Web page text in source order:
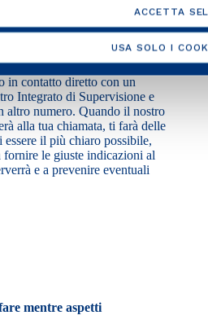
ACCETTA
USA SOLO I
o che giorno sia, il nostro
sempre attivo (24 ore su 24, 7
dopo pochi secondi e
dalla tua chiamata. Sia la
sono gratuiti. Quando
in contatto diretto con un
Integrato di Supervisione e
altro numero. Quando il nostro
alla tua chiamata, ti farà delle
essere il più chiaro possibile,
fornire le giuste indicazioni al
e a prevenire eventuali
mentre aspetti